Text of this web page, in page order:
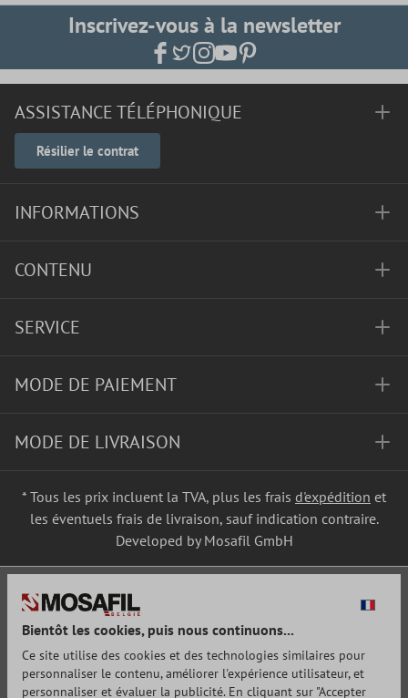
Inscrivez-vous à la newsletter
ASSISTANCE TÉLÉPHONIQUE
Résilier le contrat
INFORMATIONS
CONTENU
SERVICE
MODE DE PAIEMENT
MODE DE LIVRAISON
* Tous les prix incluent la TVA, plus les frais d'expédition et
les éventuels frais de livraison, sauf indication contraire.
Developed by Mosafil GmbH
Bientôt les cookies, puis nous continuons...
Ce site utilise des cookies et des technologies similaires pour
personnaliser le contenu, améliorer l'expérience utilisateur, et
personnaliser et évaluer la publicité. En cliquant sur "Accepter